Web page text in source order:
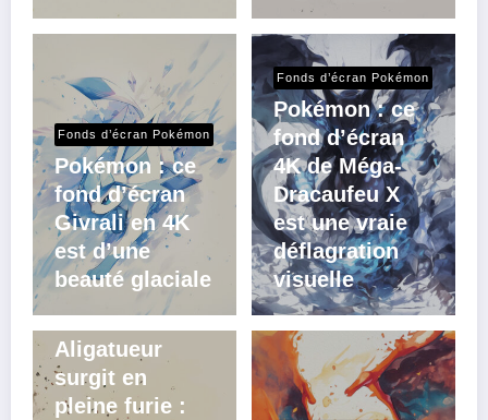
Fonds d’écran Pokémon
Pokémon : ce
fond d’écran
Givrali en 4K
est d’une
beauté glaciale
Fonds d’écran Pokémon
Pokémon : ce
fond d’écran
4K de Méga-
Dracaufeu X
est une vraie
déflagration
visuelle
Fonds d’écran Pokémon
Aligatueur
surgit en
pleine furie :